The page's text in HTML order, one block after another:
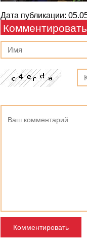
Дата публикации:
Комментировать